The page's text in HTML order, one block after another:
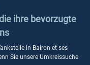
ihre bevorzugte
in Bairon et ses
Sie unsere Umkreissuche